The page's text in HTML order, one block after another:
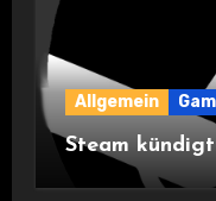
Allgemein
Steam